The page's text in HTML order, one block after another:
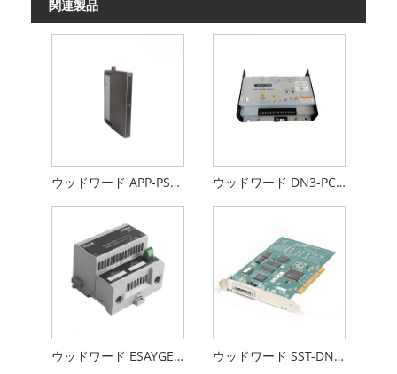
関連製品
ウッドワード APP-PS7-PCI ウッドワード DN3-PCI-1-E
ウッドワード ESAYGEN-3000 ウッドワード SST-DN3-PCI-1-E